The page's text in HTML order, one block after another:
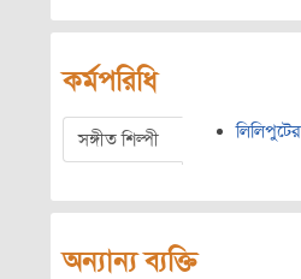
কর্মপরিধি
সঙ্গীত শিল্পী
অন্যান্য ব্যক্তি